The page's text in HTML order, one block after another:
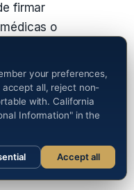
firmar
o
al
Beverly
en todo el
your preferences,
accept all, reject non-
with. California
Information" in the
Accept all
Sections